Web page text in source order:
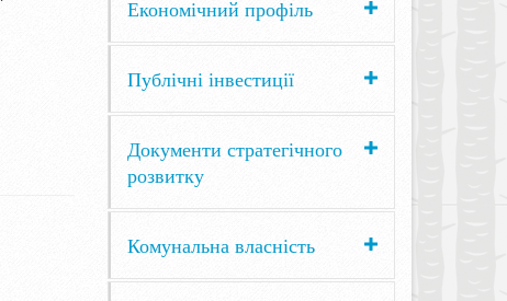
Економічний профіль
Публічні інвестиції
Документи стратегічного
розвитку
Комунальна власність